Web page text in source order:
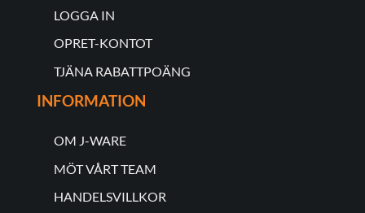
LOGGA IN
OPRET-KONTOT
TJÄNA RABATTPOÄNG
INFORMATION
OM J-WARE
MÖT VÅRT TEAM
HANDELSVILLKOR